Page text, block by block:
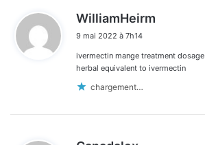
WilliamHeirm
:
9 mai 2022 à 7h14
ivermectin mange treatment dosage
herbal equivalent to ivermectin
chargement…